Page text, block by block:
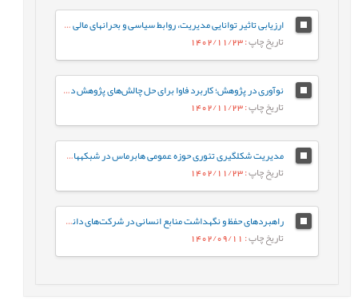
ارزیابی تاثیر توانایی مدیریت، روابط سیاسی و بحرانهای مالی بر مدیریت ریسک بانکهای پذیرفته شده در بورس اوراق بهادار تهران
تاریخ چاپ: 1402/11/23
نوآوری در پژوهش؛ کاربرد فاوا برای حل چالش‌های پژوهش در ایران
تاریخ چاپ: 1402/11/23
مدیریت شکلگیری تئوری حوزه عمومی هابرماس در شبکههای اجتماعی اینستاگرام و تلگرام
تاریخ چاپ: 1402/11/23
راهبردهای حفظ و نگهداشت منابع انسانی در شرکت‌های دانش‌بنیان دانشگاهی
تاریخ چاپ: 1402/09/11